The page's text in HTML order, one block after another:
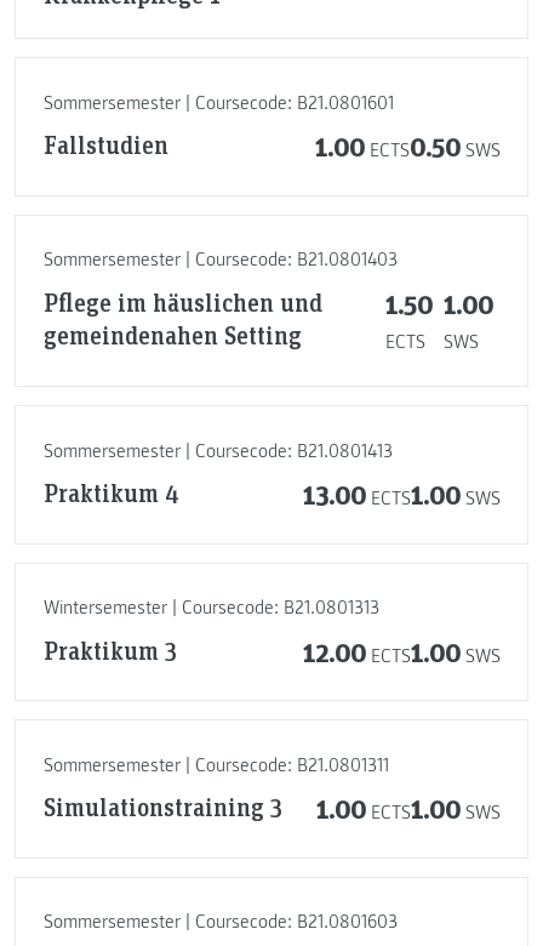
Sommersemester | Coursecode: B21.0801601
Fallstudien 1.00 ECTS0.50 SWS
Sommersemester | Coursecode: B21.0801403
Pflege im häuslichen und
gemeindenahen Setting
1.50
ECTS
1.00
SWS
Sommersemester | Coursecode: B21.0801413
Praktikum 4 13.00 ECTS1.00 SWS
Wintersemester | Coursecode: B21.0801313
Praktikum 3 12.00 ECTS1.00 SWS
Sommersemester | Coursecode: B21.0801311
Simulationstraining 3 1.00 ECTS1.00 SWS
Sommersemester | Coursecode: B21.0801603